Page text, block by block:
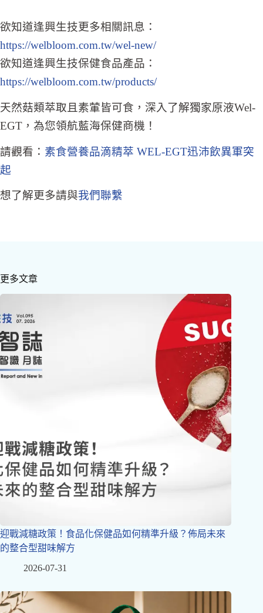
欲知道逢興生技更多相關訊息：
https://welbloom.com.tw/wel-new/
欲知道逢興生技保健食品產品：
https://welbloom.com.tw/products/
天然菇類萃取且素葷皆可食，深入了解獨家原液Wel-
EGT，為您領航藍海保健商機！
請觀看： 素食營養品滴精萃 WEL-EGT迅沛飲異軍突
起
想了解更多請與我們聯繫
更多文章
迎戰減糖政策！食品化保健品如何精準升級？佈局未來
的整合型甜味解方
2026-07-31